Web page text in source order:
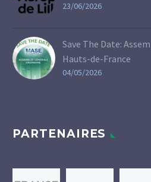
23/06/2026
Save The Date:
Hauts-de-France
04/05/2026
PARTENAIRES